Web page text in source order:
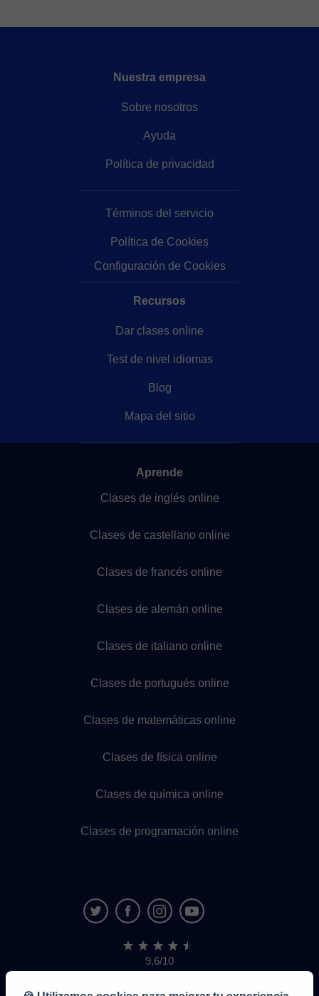
Nuestra empresa
Sobre nosotros
Ayuda
Política de privacidad
Términos del servicio
Política de Cookies
Configuración de Cookies
Recursos
Dar clases online
Test de nivel idiomas
Blog
Mapa del sitio
Aprende
Clases de inglés online
Clases de castellano online
Clases de francés online
Clases de alemán online
Clases de italiano online
Clases de portugués online
Clases de matemáticas online
Clases de física online
Clases de química online
Clases de programación online
9,6/10
1,339,284
de